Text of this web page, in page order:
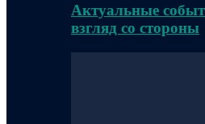
Актуальные
взгляд со стороны